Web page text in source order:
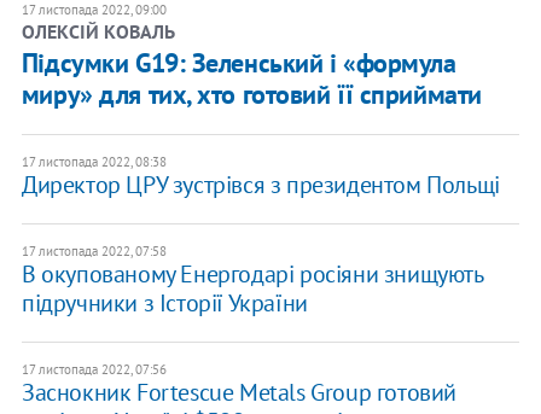
17 листопада 2022, 09:00
ОЛЕКСІЙ КОВАЛЬ
Підсумки G19: Зеленський і «формула
миру» для тих, хто готовий її сприймати
17 листопада 2022, 08:38
Директор ЦРУ зустрівся з президентом Польщі
17 листопада 2022, 07:58
В окупованому Енергодарі росіяни знищують
підручники з Історії України
17 листопада 2022, 07:56
Заснокник Fortescue Metals Group готовий